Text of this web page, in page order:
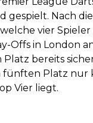
gespielt. Nach
vier Spieler
Offs in London
bereits
fünften Platz nur
Vier liegt.